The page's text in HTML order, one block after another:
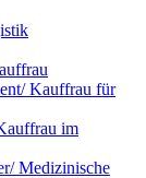
Kauffrau für
im
Medizinische